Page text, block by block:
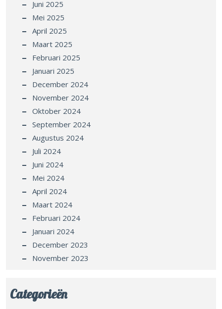
Juni 2025
Mei 2025
April 2025
Maart 2025
Februari 2025
Januari 2025
December 2024
November 2024
Oktober 2024
September 2024
Augustus 2024
Juli 2024
Juni 2024
Mei 2024
April 2024
Maart 2024
Februari 2024
Januari 2024
December 2023
November 2023
Categorieën